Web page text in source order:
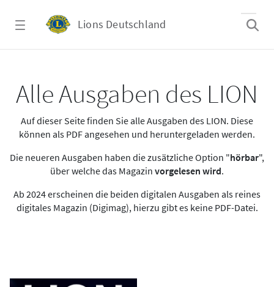
Lions Deutschland
Alle Ausgaben des LION
Auf dieser Seite finden Sie alle Ausgaben des LION. Diese
können als PDF angesehen und heruntergeladen werden.
Die neueren Ausgaben haben die zusätzliche Option "hörbar",
über welche das Magazin vorgelesen wird.
Ab 2024 erscheinen die beiden digitalen Ausgaben als reines
digitales Magazin (Digimag), hierzu gibt es keine PDF-Datei.